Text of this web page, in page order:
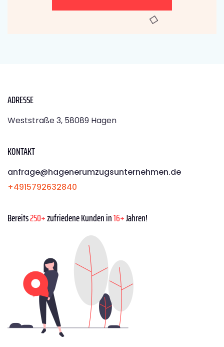
ADRESSE
Weststraße 3, 58089 Hagen
KONTAKT
anfrage@hagenerumzugsunternehmen.de
+4915792632840
Bereits250+zufriedene Kunden in16+Jahren!